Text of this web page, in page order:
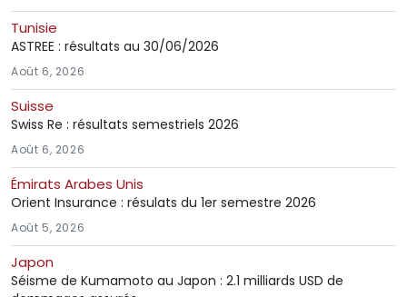
Tunisie
ASTREE : résultats au 30/06/2026
Août 6, 2026
Suisse
Swiss Re : résultats semestriels 2026
Août 6, 2026
Émirats Arabes Unis
Orient Insurance : résulats du 1er semestre 2026
Août 5, 2026
Japon
Séisme de Kumamoto au Japon : 2.1 milliards USD de